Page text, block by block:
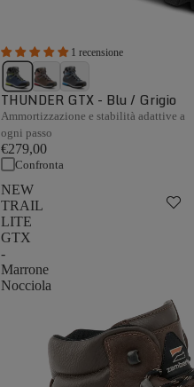
1 recensione
THUNDER GTX - Blu / Grigio
Ammortizzazione e stabilità adattive a
ogni passo
€279,00
Confronta
NEW
TRAIL
LITE
GTX
-
Marrone
Nocciola